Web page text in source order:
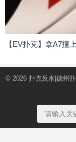
【EV扑克】拿A7撞
© 2026 扑克反水|德州